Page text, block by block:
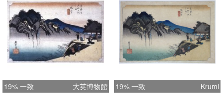
19% 一致 大英博物館 19% 一致 Kruml